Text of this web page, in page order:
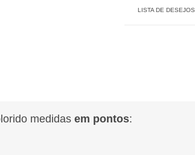
LISTA DE DESEJOS
medidas em pontos: